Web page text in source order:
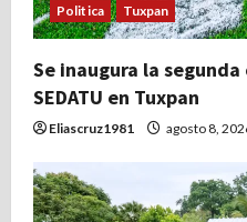
Politica Tuxpan
Se inaugura la
SEDATU en Tuxpan
Eliascruz1981 agosto 8,